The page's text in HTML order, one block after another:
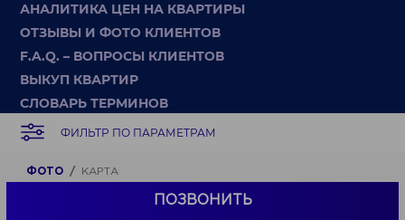
ФИЛЬТР ПО ПАРАМЕТРАМ
ФОТО КАРТА
ПОЗВОНИТЬ
АНАЛИТИКА ЦЕН НА КВАРТИРЫ
ОТЗЫВЫ И ФОТО КЛИЕНТОВ
F.A.Q. – ВОПРОСЫ КЛИЕНТОВ
ВЫКУП КВАРТИР
СЛОВАРЬ ТЕРМИНОВ
КАРТА САЙТА
Позвоните нам |
+375 (29) 550-00-21